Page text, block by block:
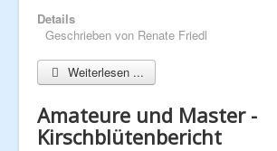
Details
Geschrieben von Renate Friedl
Weiterlesen ...
Amateure und Master -
Kirschblütenbericht